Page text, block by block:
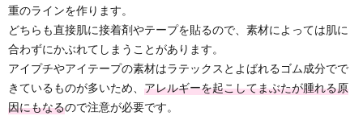
重のラインを作ります。
どちらも直接肌に接着剤やテープを貼るので、素材によっては肌に
合わずにかぶれてしまうことがあります。
アイプチやアイテープの素材はラテックスとよばれるゴム成分でで
きているものが多いため、 アレルギーを起こしてまぶたが腫れる原
因にもなるので注意が必要です。